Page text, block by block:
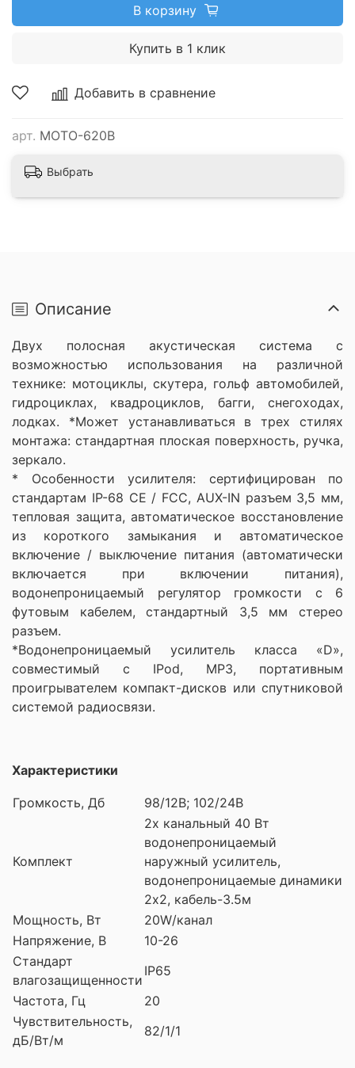
Добавить в сравнение
арт. MOTO-620B
В корзину
Купить в 1 клик
Выбрать
Описание
Двух полосная акустическая система с
возможностью использования на различной
технике: мотоциклы, скутера, гольф автомобилей,
гидроциклах, квадроциклов, багги, снегоходах,
лодках. *Может устанавливаться в трех стилях
монтажа: стандартная плоская поверхность, ручка,
зеркало.
* Особенности усилителя: сертифицирован по
стандартам IP-68 CE / FCC, AUX-IN разъем 3,5 мм,
тепловая защита, автоматическое восстановление
из короткого замыкания и автоматическое
включение / выключение питания (автоматически
включается при включении питания),
водонепроницаемый регулятор громкости с 6
футовым кабелем, стандартный 3,5 мм стерео
разъем.
*Водонепроницаемый усилитель класса «D»,
совместимый с IPod, MP3, портативным
проигрывателем компакт-дисков или спутниковой
системой радиосвязи.
Характеристики
Громкость, Дб 98/12В; 102/24В
Комплект
2х канальный 40 Вт
водонепроницаемый
наружный усилитель,
водонепроницаемые динамики
2х2, кабель-3.5м
Мощность, Вт
20W/канал
Напряжение, В
10-26
Стандарт
влагозащищенности
IP65
Частота, Гц
20
Чувствительность,
дБ/Вт/м
82/1/1